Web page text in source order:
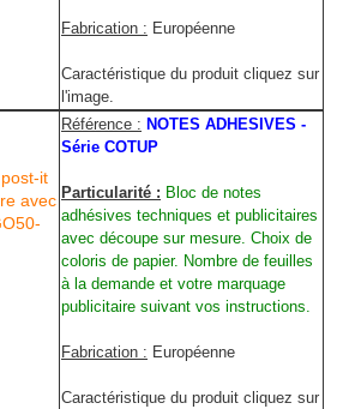
Fabrication : Européenne
Caractéristique du produit cliquez sur
l'image.
Référence : NOTES ADHESIVES -
Série COTUP
Particularité : Bloc de notes
adhésives techniques et publicitaires
avec découpe sur mesure. Choix de
coloris de papier. Nombre de feuilles
à la demande et votre marquage
publicitaire suivant vos instructions.
Fabrication : Européenne
Caractéristique du produit cliquez sur